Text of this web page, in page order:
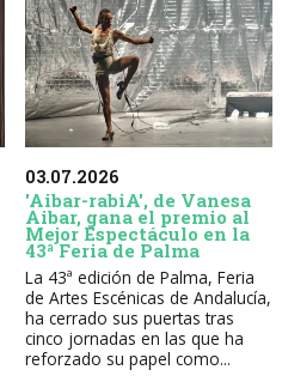
03.07.2026
'Aibar-rabiA', de Vanesa
Aibar, gana el premio al
Mejor Espectáculo en la
43ª Feria de Palma
La 43ª edición de Palma, Feria
de Artes Escénicas de Andalucía,
ha cerrado sus puertas tras
cinco jornadas en las que ha
reforzado su papel como...